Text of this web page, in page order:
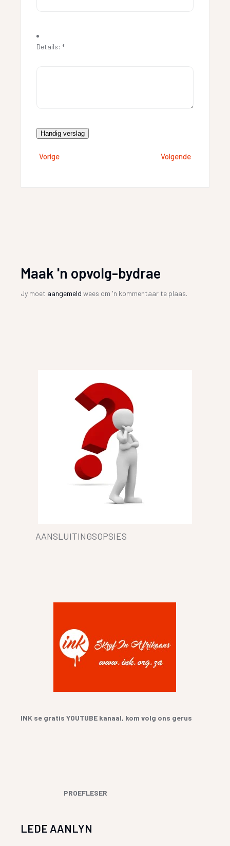
Details:*
Handig verslag
Vorige Volgende
Maak 'n opvolg-bydrae
Jy moet aangemeld wees om 'n kommentaar te plaas.
AANSLUITINGSOPSIES
INK se gratis YOUTUBE kanaal, kom volg ons gerus
PROEFLESER
LEDE AANLYN